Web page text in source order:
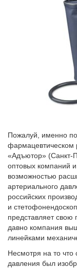
Пожалуй, именно
фармацевтическом
«Адъютор» (Санкт-
оптовых компаний
возможностью
артериального
российских
и
представляет свою
давно компания
линейками
Несмотря на то что
давления был